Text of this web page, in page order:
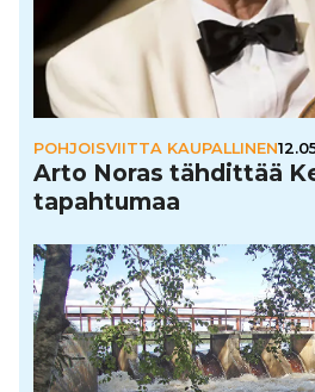
POHJOISVIITTA KAUPALLINEN
Arto Noras tähdittää
tapah­tu­maa